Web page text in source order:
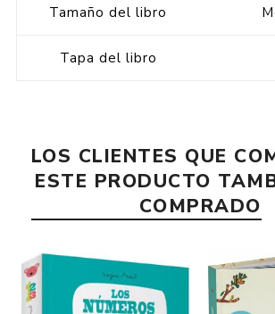
Tamaño del libro
Tapa del libro
LOS CLIENTES QUE
ESTE PRODUCTO
COMPRADO